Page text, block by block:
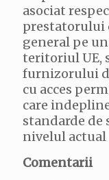
asociat
prestatorului
general pe
teritoriul UE,
furnizorului
cu acces
care
standarde de
nivelul
Comentarii